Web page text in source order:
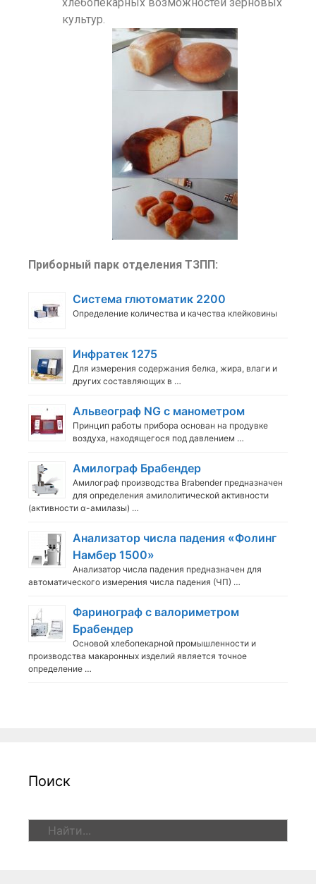
культур.
Приборный парк отделения ТЗПП:
Система глютоматик 2200
Определение количества и качества клейковины
Инфратек 1275
Для измерения содержания белка, жира, влаги и
других составляющих в …
Альвеограф NG с манометром
Принцип работы прибора основан на продувке
воздуха, находящегося под давлением …
Амилограф Брабендер
Амилограф производства Brabender предназначен
для определения амилолитической активности
(активности α-амилазы) …
Анализатор числа падения «Фолинг
Намбер 1500»
Анализатор числа падения предназначен для
автоматического измерения числа падения (ЧП) …
Фаринограф с валориметром
Брабендер
Основой хлебопекарной промышленности и
производства макаронных изделий является точное
определение …
Поиск